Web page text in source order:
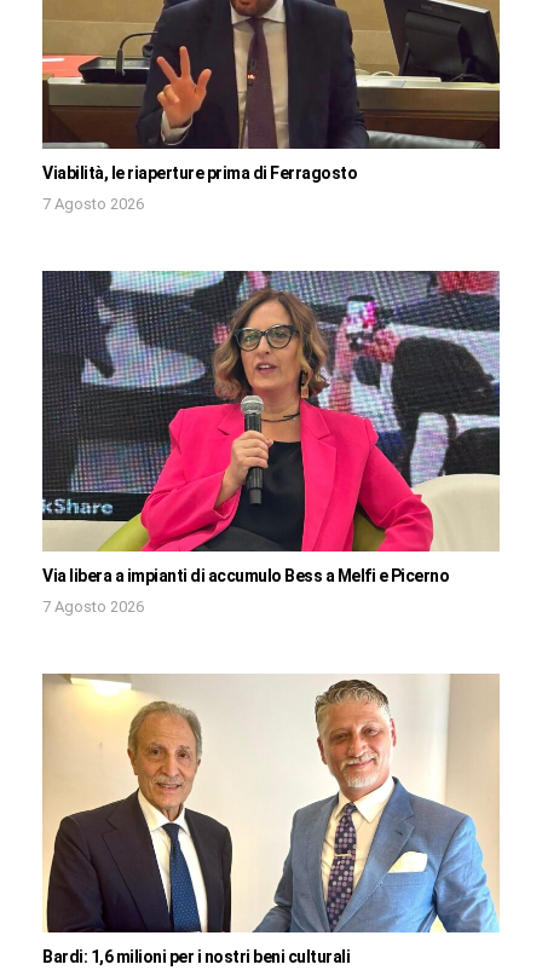
Viabilità, le riaperture prima di Ferragosto
7 Agosto 2026
Via libera a impianti di accumulo Bess a Melfi e Picerno
7 Agosto 2026
Bardi: 1,6 milioni per i nostri beni culturali